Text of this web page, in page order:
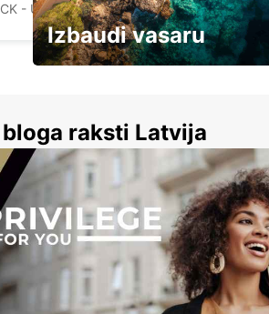
- UNITED KINGDOM
Izbaudi vasaru
raksti Latvija